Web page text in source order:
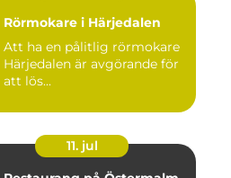
Rörmokare i Härjedalen
Att ha en pålitlig rörmokare
Härjedalen är avgörande för
att lös...
11. jul